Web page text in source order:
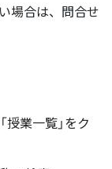
場合は、問合せ
業一覧」をク